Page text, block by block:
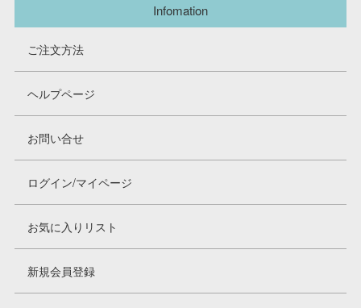
Infomation
ご注文方法
ヘルプページ
お問い合せ
ログイン/マイページ
お気に入りリスト
新規会員登録